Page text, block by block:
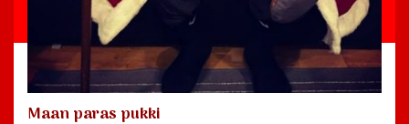
Maan paras pukki